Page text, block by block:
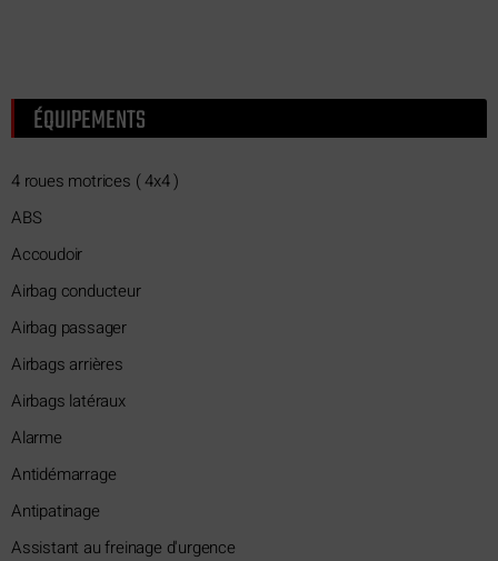
ÉQUIPEMENTS
4 roues motrices ( 4x4 )
ABS
Accoudoir
Airbag conducteur
Airbag passager
Airbags arrières
Airbags latéraux
Alarme
Antidémarrage
Antipatinage
Assistant au freinage d'urgence